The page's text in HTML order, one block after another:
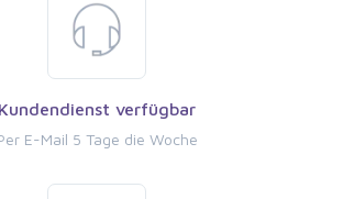
Kundendienst verfügbar
E-Mail 5 Tage die Woche